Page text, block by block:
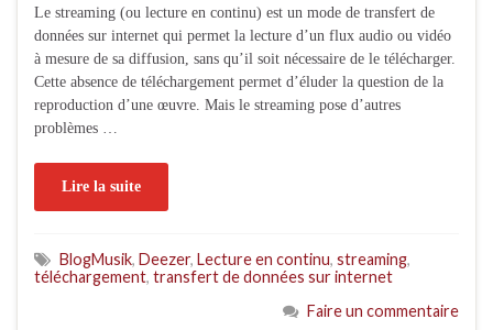
Le streaming (ou lecture en continu) est un mode de transfert de
données sur internet qui permet la lecture d’un flux audio ou vidéo
à mesure de sa diffusion, sans qu’il soit nécessaire de le télécharger.
Cette absence de téléchargement permet d’éluder la question de la
reproduction d’une œuvre. Mais le streaming pose d’autres
problèmes …
Lire la suite
BlogMusik, Deezer, Lecture en continu, streaming,
téléchargement, transfert de données sur internet
Faire un commentaire